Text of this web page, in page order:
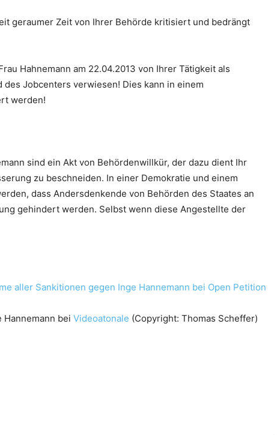
geraumer Zeit von Ihrer Behörde kritisiert und bedrängt
Hahnemann am 22.04.2013 von Ihrer Tätigkeit als
Jobcenters verwiesen! Dies kann in einem
werden!
sind ein Akt von Behördenwillkür, der dazu dient Ihr
zu beschneiden. In einer Demokratie und einem
dass Andersdenkende von Behörden des Staates an
gehindert werden. Selbst wenn diese Angestellte der
aller Sankitionen gegen Inge Hannemann bei Open Petition
Hannemann bei Videoatonale (Copyright: Thomas Scheffer)